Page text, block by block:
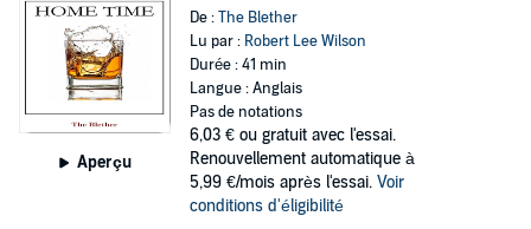
Aperçu
De :The Blether
Lu par : Robert Lee Wilson
Durée : 41 min
Langue : Anglais
Pas de notations
6,03 € ou gratuit avec l'essai.
Renouvellement automatique à
5,99 €/mois après l'essai. Voir
conditions d'éligibilité